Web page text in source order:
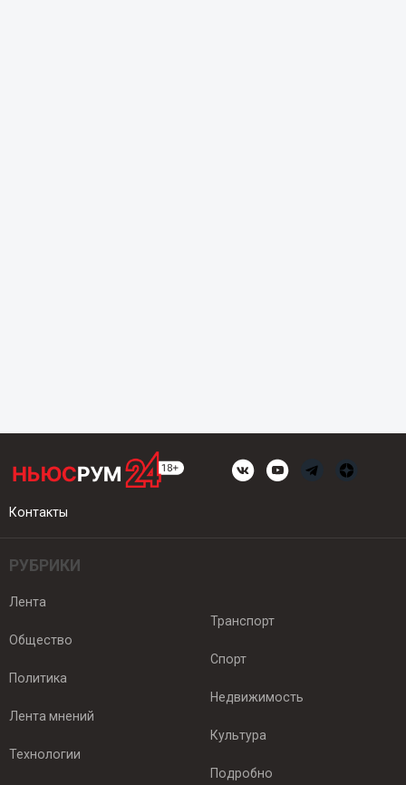
Контакты
РУБРИКИ
Лента
Общество
Политика
Лента мнений
Технологии
Транспорт
Спорт
Недвижимость
Культура
Подробно